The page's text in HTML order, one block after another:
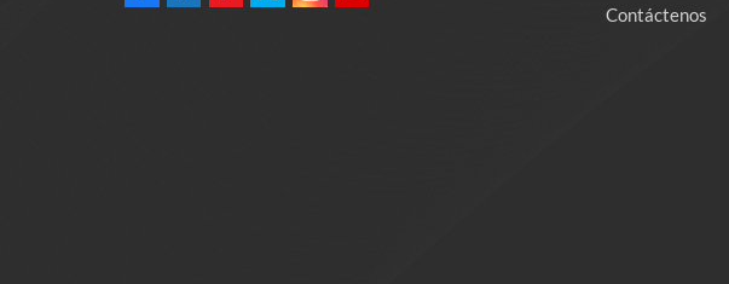
Contáctenos